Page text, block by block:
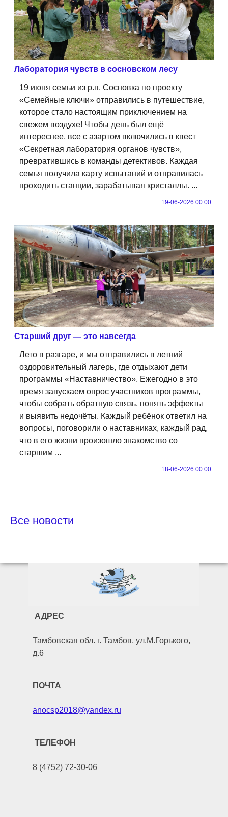
Лаборатория чувств в сосновском лесу
19 июня семьи из р.п. Сосновка по проекту
«Семейные ключи» отправились в путешествие,
которое стало настоящим приключением на
свежем воздухе! Чтобы день был ещё
интереснее, все с азартом включились в квест
«Секретная лаборатория органов чувств»,
превратившись в команды детективов. Каждая
семья получила карту испытаний и отправилась
проходить станции, зарабатывая кристаллы. ...
19-06-2026 00:00
Старший друг — это навсегда
Лето в разгаре, и мы отправились в летний
оздоровительный лагерь, где отдыхают дети
программы «Наставничество». Ежегодно в это
время запускаем опрос участников программы,
чтобы собрать обратную связь, понять эффекты
и выявить недочёты. Каждый ребёнок ответил на
вопросы, поговорили о наставниках, каждый рад,
что в его жизни произошло знакомство со
старшим ...
18-06-2026 00:00
Все новости
АДРЕС
Тамбовская обл. г. Тамбов, ул.М.Горького,
д.6
ПОЧТА
anocsp2018@yandex.ru
ТЕЛЕФОН
8 (4752) 72-30-06